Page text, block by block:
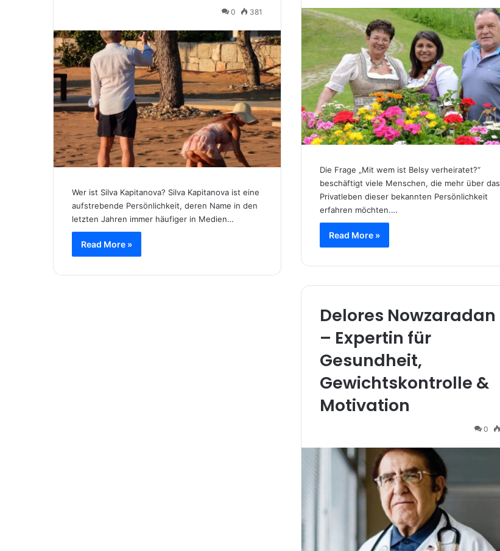
0 381
Wer ist Silva Kapitanova? Silva Kapitanova ist eine
aufstrebende Persönlichkeit, deren Name in den
letzten Jahren immer häufiger in Medien…
Read More »
Die Frage „Mit wem ist Belsy verheiratet?“
beschäftigt viele Menschen, die mehr über das
Privatleben dieser bekannten Persönlichkeit
erfahren möchten.…
Read More »
Delores Nowzaradan
– Expertin für
Gesundheit,
Gewichtskontrolle &
Motivation
0